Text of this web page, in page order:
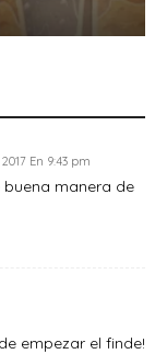
En 9:43 pm
buena manera de
empezar el finde!